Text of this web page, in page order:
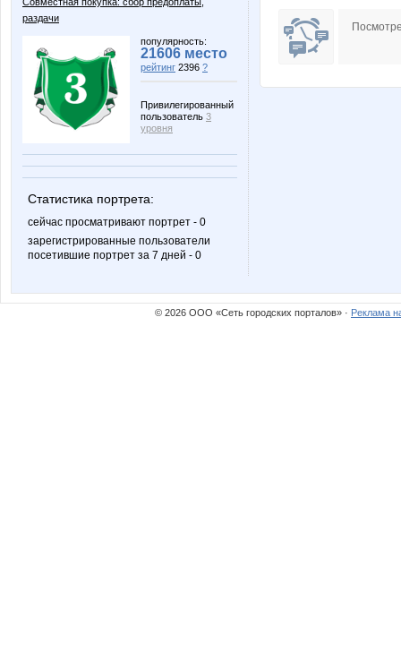
раздачи
популярность:
21606 место
рейтинг 2396 ?
Привилегированный
пользователь 3
уровня
Статистика портрета:
сейчас просматривают портрет - 0
зарегистрированные пользователи
посетившие портрет за 7 дней - 0
© 2026 ООО «Сеть городских порталов» · Реклама